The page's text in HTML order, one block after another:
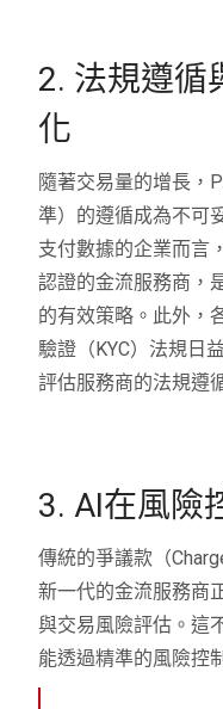
2. 法規遵循
化
隨著交易量的增長，
準）的遵循成為不可
支付數據的企業而言
認證的金流服務商，
的有效策略。此外，
驗證（KYC）法規日
評估服務商的法規遵
3. AI在風險
傳統的爭議款（
新一代的金流服務商
與交易風險評估。這
能透過精準的風險控